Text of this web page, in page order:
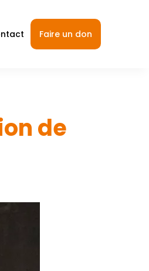
Faire un don
de